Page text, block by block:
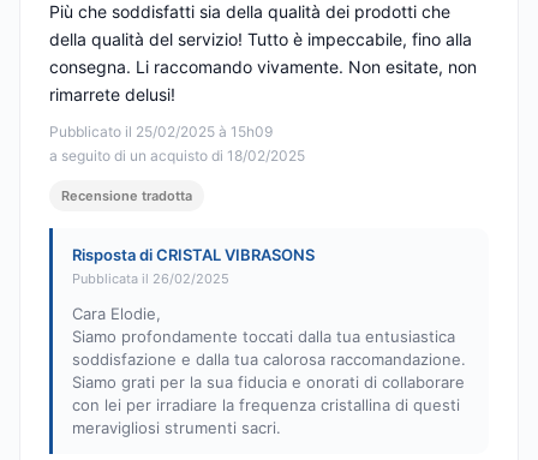
Pubblicato il 25/02/2025 à 15h09
a seguito di un acquisto di 18/02/2025
Più che soddisfatti sia della qualità dei prodotti che
della qualità del servizio! Tutto è impeccabile, fino alla
consegna. Li raccomando vivamente. Non esitate, non
rimarrete delusi!
Recensione tradotta
Risposta di CRISTAL VIBRASONS
Pubblicata il 26/02/2025
Cara Elodie,
Siamo profondamente toccati dalla tua entusiastica
soddisfazione e dalla tua calorosa raccomandazione.
Siamo grati per la sua fiducia e onorati di collaborare
con lei per irradiare la frequenza cristallina di questi
meravigliosi strumenti sacri.